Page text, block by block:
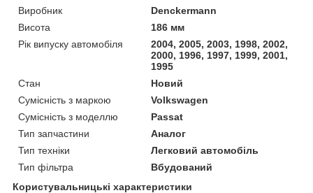
Виробник
Denckermann
Висота
186 мм
Рік випуску автомобіля
2004, 2005, 2003, 1998, 2002,
2000, 1996, 1997, 1999, 2001,
1995
Стан
Новий
Сумісність з маркою
Volkswagen
Сумісність з моделлю
Passat
Тип запчастини
Аналог
Тип техніки
Легковий автомобіль
Тип фільтра
Вбудований
Користувальницькі характеристики